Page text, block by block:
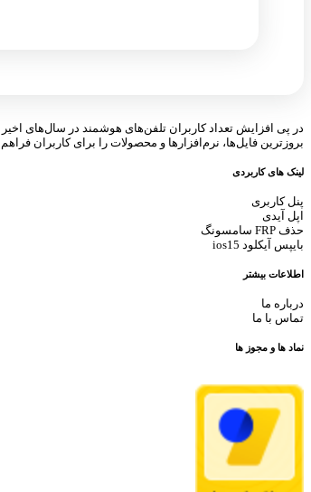
در پی افزایش تعداد کاربران تلفن‌های هوشمند در سال‌های اخیر
بروزترین فایل‌ها، نرم‌افزارها و محصولات را برای کاربران فراهم
لینک های کاربردی
پنل کاربری
اپل آیدی
حذف FRP سامسونگ
بایپس آیکلود ios15
اطلاعات بیشتر
درباره ما
تماس با ما
نماد ها و مجوز ها